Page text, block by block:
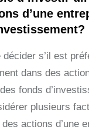
d’une
décider s’il est
dans des
fonds
plusieurs
actions d’une